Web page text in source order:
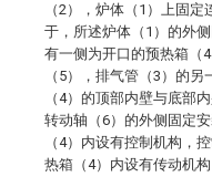
（2），炉体（1）上固
于，所述炉体（1）的外
有一侧为开口的预热箱（
（5），排气管（3）的
（4）的顶部内壁与底部
转动轴（6）的外侧固定
（4）内设有控制机构，
热箱（4）内设有传动机